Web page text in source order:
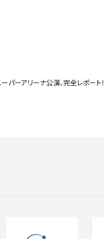
ーアリーナ公演、完全レポート！